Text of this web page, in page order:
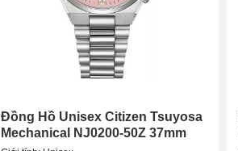
Đồng Hồ Unisex Citizen Tsuyosa
Mechanical NJ0200-50Z 37mm